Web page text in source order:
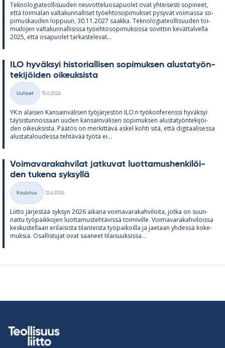
Tek­no­lo­gia­teol­li­suu­den neu­vot­te­luos­a­puo­let ovat yh­tei­sesti so­pi­neet,
että toi­mia­lan val­ta­kun­nal­li­set työ­eh­to­so­pi­muk­set py­sy­vät voi­massa so­
pi­mus­kau­den lop­puun, 30.11.2027 saakka. Tek­no­lo­gia­teol­li­suu­den toi­
mia­lo­jen val­ta­kun­nal­li­sissa työ­eh­to­so­pi­muk­sissa so­vit­tiin ke­vät­tal­vella
2025, että os­a­puo­let tar­kas­te­le­vat...
ILO hy­väk­syi his­to­rial­li­sen so­pi­muk­sen alus­ta­työn­
te­ki­jöi­den oi­keuk­sista
Kategoriat
Uutiset
15.6.2026
YK:n alai­sen Kan­sain­vä­li­sen työ­jär­jes­tön ILO:n työ­kon­fe­renssi hy­väk­syi
täy­sis­tun­nos­saan uu­den kan­sain­vä­li­sen so­pi­muk­sen alus­ta­työn­te­ki­jöi­
den oi­keuk­sista. Pää­tös on mer­kit­tävä as­kel kohti sitä, että di­gi­taa­li­sessa
alus­ta­ta­lou­dessa teh­tä­vää työtä ei...
Voi­ma­va­ra­kah­vi­lat jat­ku­vat luot­ta­mus­hen­ki­löi­
den tu­kena syk­syllä
Kategoriat
Koulutus
12.6.2026
Liitto jär­jes­tää syk­syn 2026 ai­kana voi­ma­va­ra­kah­vi­loita, jotka on suun­
nattu työ­paik­ko­jen luot­ta­mus­teh­tä­vissä toi­mi­ville. Voi­ma­va­ra­kah­vi­loissa
kes­kus­tel­laan eri­lai­sista ti­lan­teista työ­pai­koilla ja jae­taan yh­dessä ko­ke­
muk­sia. Osal­lis­tu­jat ovat saa­neet ti­lai­suuk­sissa...